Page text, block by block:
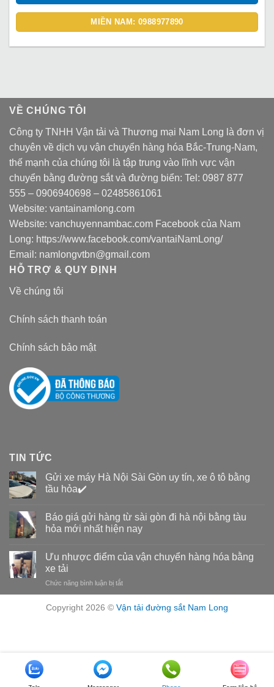
MIỀN NAM: 0988977890
VỀ CHÚNG TÔI
Công ty TNHH Vận tải và Thương mại Nam Long là đơn vị
chuyên về dịch vụ vận chuyển hàng hóa Bắc-Trung-Nam,
thế mạnh của chúng tôi là tập trung vào lĩnh vực vận
chuyển bằng đường sắt và đường biển: Tel: 0987 877
555 – 0906940698 – 02485861061
Website: vantainamlong.com
Website: vanchuyennambac.com Facebook của Nam
Long: https://www.facebook.com/vantaiNamLong/
Email: namlongvtbn@gmail.com
HỖ TRỢ & QUY ĐỊNH
Về chúng tôi
Chính sách thanh toán
Chính sách bảo mật
TIN TỨC
Gửi xe máy Hà Nội Sài Gòn uy tín, xe ô tô bằng
tầu hỏa✔️
Báo giá gửi hàng từ sài gòn đi hà nội bằng tàu
hỏa mới nhất hiện nay
Ưu nhược điểm của vận chuyển hàng hóa bằng
xe tải
Chức năng bình luận bị tắt
Ưu
nhược
điểm
Copyright 2026 © Vận tải đường sắt Nam Long